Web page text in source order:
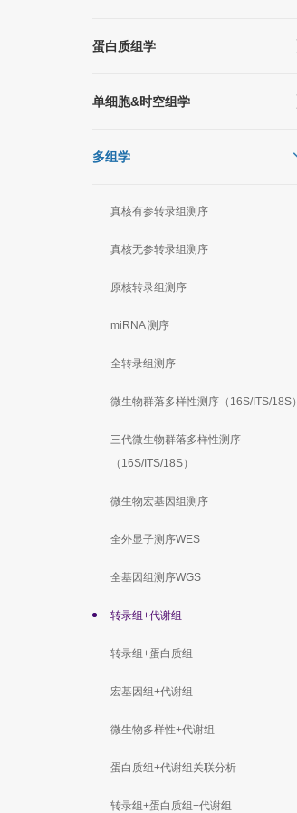
蛋白质组学
单细胞&时空组学
多组学
真核有参转录组测序
真核无参转录组测序
原核转录组测序
miRNA 测序
全转录组测序
微生物群落多样性测序（16S/ITS/18S）
三代微生物群落多样性测序
（16S/ITS/18S）
微生物宏基因组测序
全外显子测序WES
全基因组测序WGS
转录组+代谢组
转录组+蛋白质组
宏基因组+代谢组
微生物多样性+代谢组
蛋白质组+代谢组关联分析
转录组+蛋白质组+代谢组